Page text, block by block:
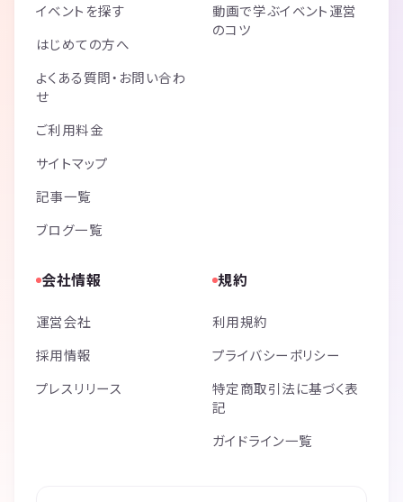
イベントを探す
はじめての方へ
よくある質問・お問い合わ
せ
ご利用料金
サイトマップ
記事一覧
ブログ一覧
動画で学ぶイベント運営
のコツ
会社情報
運営会社
採用情報
プレスリリース
規約
利用規約
プライバシーポリシー
特定商取引法に基づく表
記
ガイドライン一覧